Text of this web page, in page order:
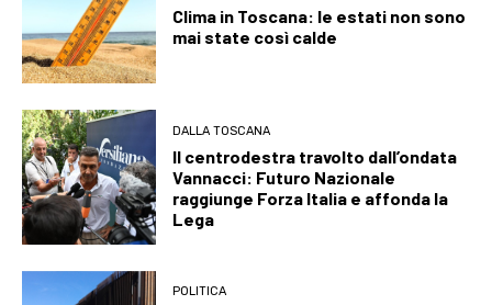
Clima in Toscana: le estati non sono
mai state così calde
DALLA TOSCANA
Il centrodestra travolto dall’ondata
Vannacci: Futuro Nazionale
raggiunge Forza Italia e affonda la
Lega
POLITICA